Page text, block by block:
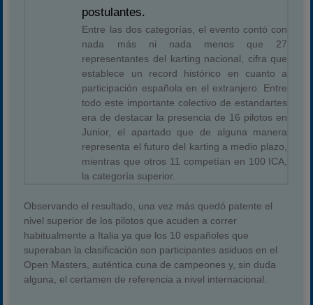
postulantes.
Entre las dos categorías, el evento contó con
nada más ni nada menos que 27
representantes del karting nacional, cifra que
establece un record histórico en cuanto a
participación española en el extranjero. Entre
todo este importante colectivo de estandartes
era de destacar la presencia de 16 pilotos en
Junior, el apartado que de alguna manera
representa el futuro del karting a medio plazo,
mientras que otros 11 competían en 100 ICA,
la categoría superior.
Observando el resultado, una vez más quedó patente el
nivel superior de los pilotos que acuden a correr
habitualmente a Italia ya que los 10 españoles que
superaban la clasificación son participantes asiduos en el
Open Masters, auténtica cuna de campeones y, sin duda
alguna, el certamen de referencia a nivel internacional.